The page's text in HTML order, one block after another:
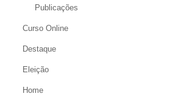
Publicações
Curso Online
Destaque
Eleição
Home